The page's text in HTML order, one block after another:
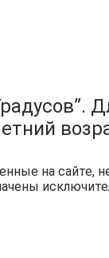
из
на сайте,